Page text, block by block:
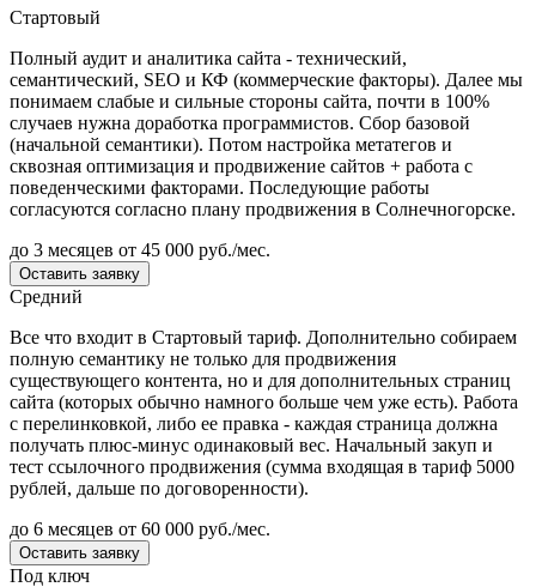
Стартовый
Полный аудит и аналитика сайта - технический,
семантический, SEO и КФ (коммерческие факторы). Далее мы
понимаем слабые и сильные стороны сайта, почти в 100%
случаев нужна доработка программистов. Сбор базовой
(начальной семантики). Потом настройка метатегов и
сквозная оптимизация и продвижение сайтов + работа с
поведенческими факторами. Последующие работы
согласуются согласно плану продвижения в Солнечногорске.
до 3 месяцев от 45 000 руб./мес.
Оставить заявку
Средний
Все что входит в Стартовый тариф. Дополнительно собираем
полную семантику не только для продвижения
существующего контента, но и для дополнительных страниц
сайта (которых обычно намного больше чем уже есть). Работа
с перелинковкой, либо ее правка - каждая страница должна
получать плюс-минус одинаковый вес. Начальный закуп и
тест ссылочного продвижения (сумма входящая в тариф 5000
рублей, дальше по договоренности).
до 6 месяцев от 60 000 руб./мес.
Оставить заявку
Под ключ